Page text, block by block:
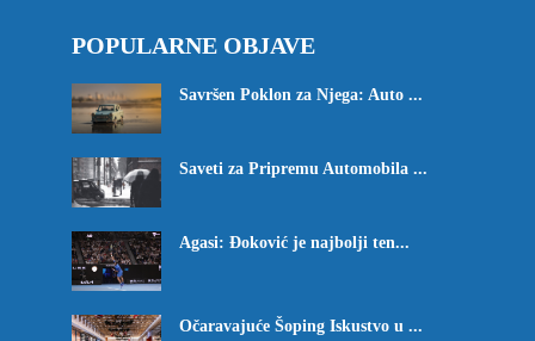
POPULARNE OBJAVE
Savršen Poklon za Njega: Auto ...
Saveti za Pripremu Automobila ...
Agasi: Đoković je najbolji ten...
Očaravajuće Šoping Iskustvo u ...